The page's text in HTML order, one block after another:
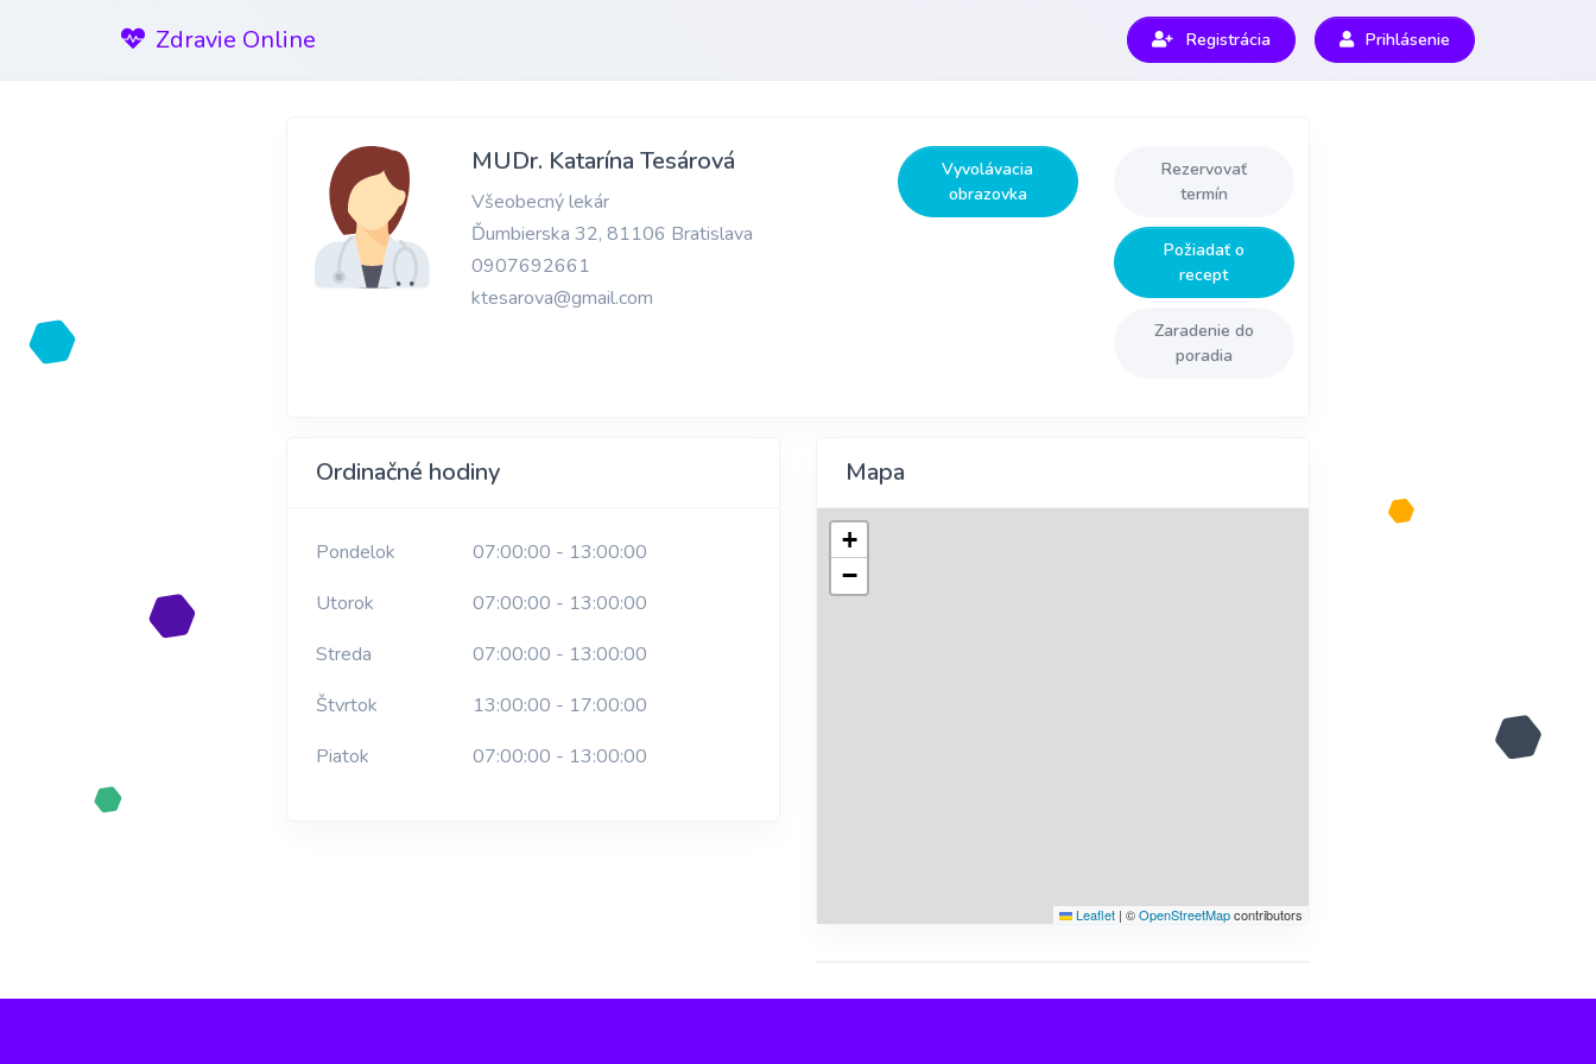
Zdravie Online Registrácia Prihlásenie
MUDr. Katarína Tesárová
Všeobecný lekár
Ďumbierska 32, 81106 Bratislava
0907692661
ktesarova@gmail.com
Vyvolávacia
obrazovka
Rezervovať
termín
Požiadať o
recept
Zaradenie do
poradia
Ordinačné hodiny
Pondelok
07:00:00 - 13:00:00
Utorok
07:00:00 - 13:00:00
Streda
07:00:00 - 13:00:00
Štvrtok
13:00:00 - 17:00:00
Piatok
07:00:00 - 13:00:00
Mapa
+
−
Leaflet | ©OpenStreetMapcontributors